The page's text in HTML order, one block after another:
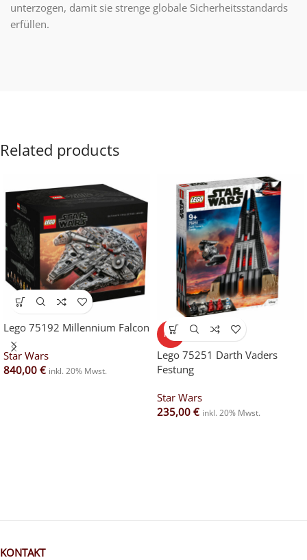
unterzogen, damit sie strenge globale Sicherheitsstandards
erfüllen.
Related products
Lego 75192 Millennium Falcon
Star Wars
840,00 € inkl. 20% Mwst.
HOT
Lego 75251 Darth Vaders
Festung
Star Wars
235,00 € inkl. 20% Mwst.
KONTAKT